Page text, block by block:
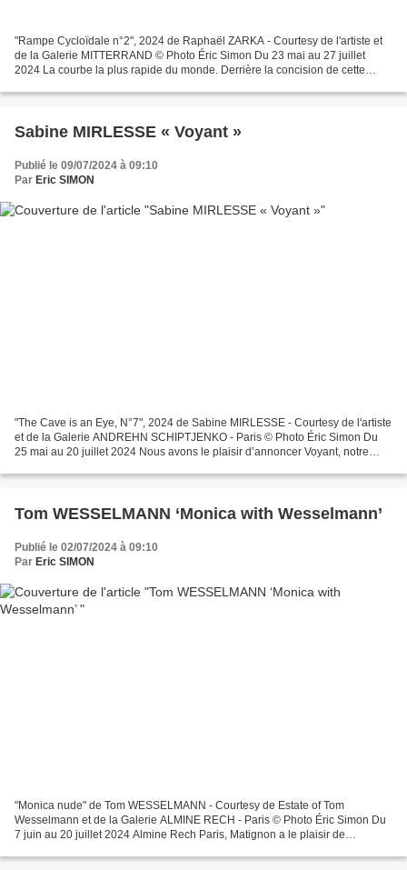
"Rampe Cycloïdale n°2", 2024 de Raphaël ZARKA - Courtesy de l'artiste et
de la Galerie MITTERRAND © Photo Éric Simon Du 23 mai au 27 juillet
2024 La courbe la plus rapide du monde. Derrière la concision de cette
Sabine MIRLESSE « Voyant »
Publié le 09/07/2024 à 09:10
Par Eric SIMON
"The Cave is an Eye, N°7", 2024 de Sabine MIRLESSE - Courtesy de l'artiste
et de la Galerie ANDREHN SCHIPTJENKO - Paris © Photo Éric Simon Du
25 mai au 20 juillet 2024 Nous avons le plaisir d’annoncer Voyant, notre
Tom WESSELMANN ‘Monica with Wesselmann’
Publié le 02/07/2024 à 09:10
Par Eric SIMON
"Monica nude" de Tom WESSELMANN - Courtesy de Estate of Tom
Wesselmann et de la Galerie ALMINE RECH - Paris © Photo Éric Simon Du
7 juin au 20 juillet 2024 Almine Rech Paris, Matignon a le plaisir de